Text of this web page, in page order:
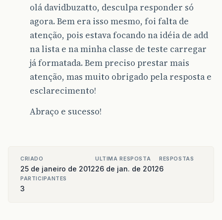
olá davidbuzatto, desculpa responder só
agora. Bem era isso mesmo, foi falta de
atenção, pois estava focando na idéia de add
na lista e na minha classe de teste carregar
já formatada. Bem preciso prestar mais
atenção, mas muito obrigado pela resposta e
esclarecimento!
Abraço e sucesso!
CRIADO
25 de janeiro de 2012
ULTIMA RESPOSTA
26 de jan. de 2012
RESPOSTAS
6
PARTICIPANTES
3